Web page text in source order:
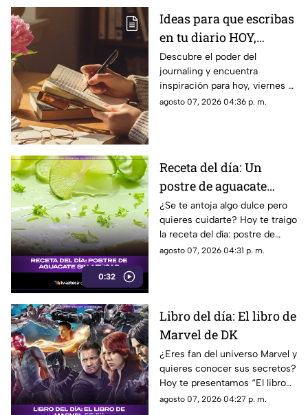
Ideas para que escribas
en tu diario HOY,
viernes 7 de junio de
2026: Usa este journal
prompt y termina tu
día lleno de gratitud
Descubre el poder del
journaling y encuentra
inspiración para hoy, viernes 7
de junio de 2026. Un prompt
agosto 07, 2026 04:36 p. m.
0:32
Receta del día: Un
postre de aguacate
saludable y sin azúcar
¿Se te antoja algo dulce pero
quieres cuidarte? Hoy te traigo
la receta del día: postre de
aguacate sin azúcar que te va
agosto 07, 2026 04:31 p. m.
Libro del día: El libro de
Marvel de DK
¿Eres fan del universo Marvel y
quieres conocer sus secretos?
Hoy te presentamos “El libro
de Marvel de DK”, una guía
agosto 07, 2026 04:27 p. m.